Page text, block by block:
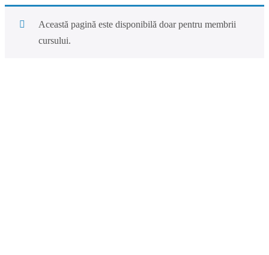
Această pagină este disponibilă doar pentru membrii
cursului.